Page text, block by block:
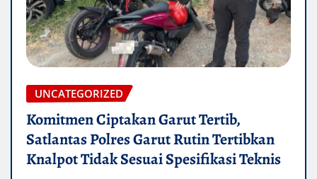
UNCATEGORIZED
Komitmen Ciptakan Garut Tertib,
Satlantas Polres Garut Rutin Tertibkan
Knalpot Tidak Sesuai Spesifikasi Teknis